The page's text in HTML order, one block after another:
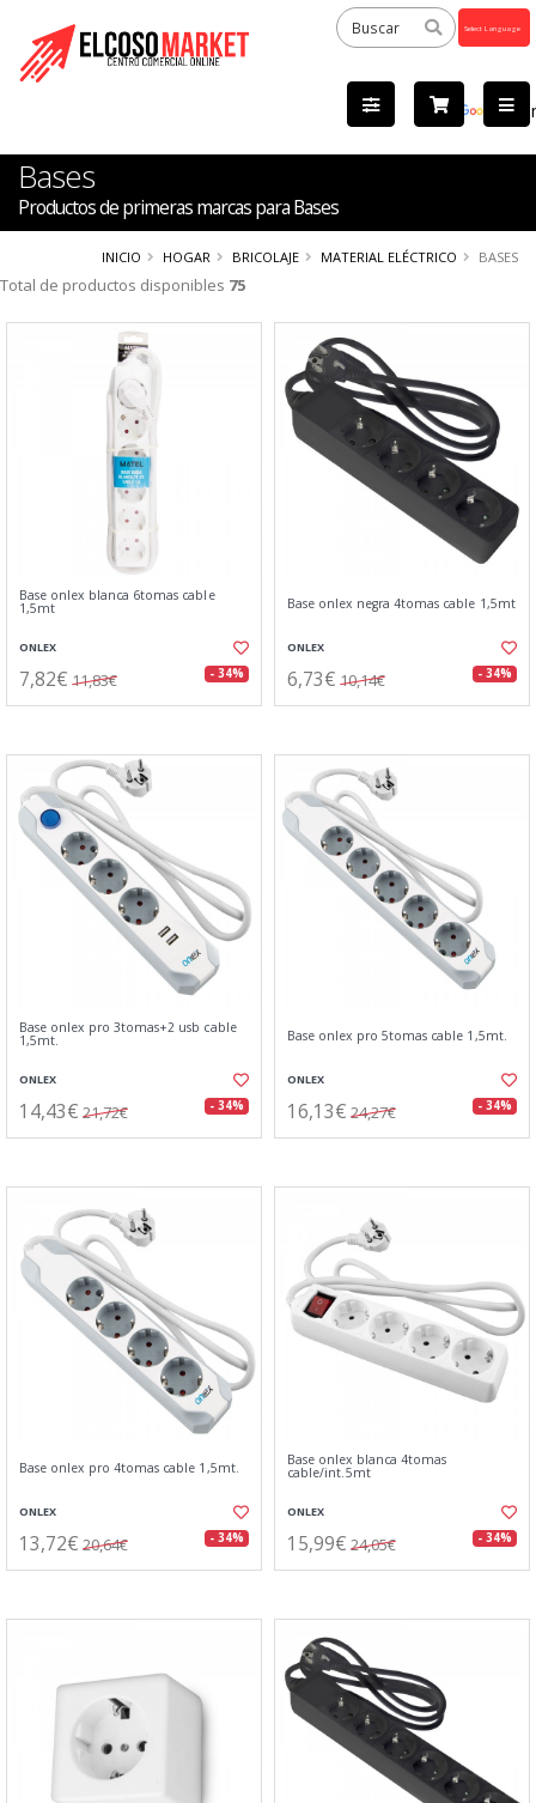
by
Bases
Productos de primeras marcas para Bases
INICIO HOGAR BRICOLAJE MATERIAL ELÉCTRICO BASES
Total de productos disponibles 75
Base onlex blanca 6tomas cable
1,5mt
ONLEX
7,82€ 11,83€ - 34%
Base onlex negra 4tomas cable 1,5mt
ONLEX
6,73€ 10,14€ - 34%
Base onlex pro 3tomas+2 usb cable
1,5mt.
ONLEX
14,43€ 21,72€ - 34%
Base onlex pro 5tomas cable 1,5mt.
ONLEX
16,13€ 24,27€ - 34%
Base onlex pro 4tomas cable 1,5mt.
ONLEX
13,72€ 20,64€ - 34%
Base onlex blanca 4tomas
cable/int.5mt
ONLEX
15,99€ 24,05€ - 34%